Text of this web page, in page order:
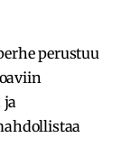
perustuu
ja